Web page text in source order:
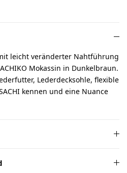
leicht veränderter Nahtführung
Mokassin in Dunkelbraun.
Lederdecksohle, flexible
kennen und eine Nuance